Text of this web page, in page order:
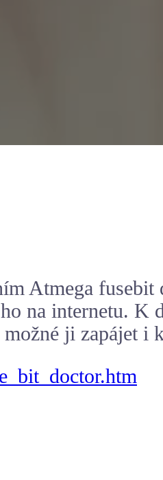
Atmega
na internetu. K
ji zapájet i